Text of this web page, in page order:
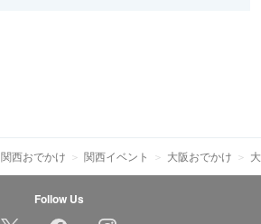
関西おでかけ 関西イベント 大阪おでかけ
Follow Us